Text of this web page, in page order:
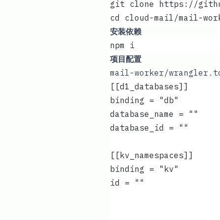
git clone https://
cd cloud-mail/mail-
安装依赖
npm i
项目配置
mail-worker/
[[d1_databases]]
[[kv_namespaces]]